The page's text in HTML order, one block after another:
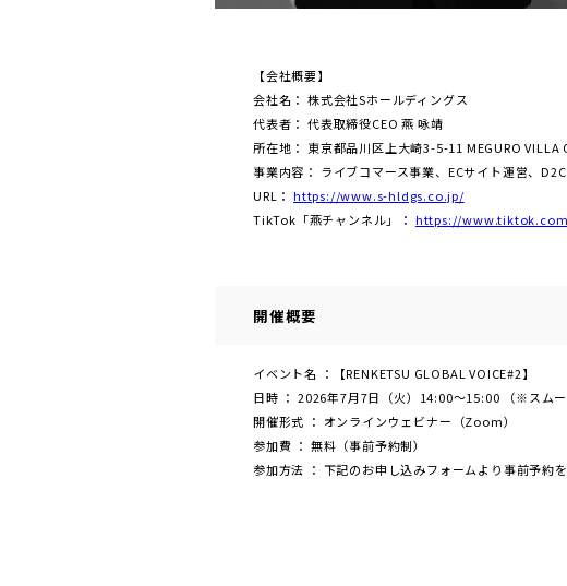
【会社概要】
会社名： 株式会社Sホールディングス
代表者： 代表取締役CEO 燕 咏靖
所在地： 東京都品川区上大崎3-5-11 MEGURO VILLA
事業内容： ライブコマース事業、ECサイト運営、
URL： https://www.s-hldgs.co.jp/
TikTok「燕チャンネル」： https://
開催概要
イベント名 ：【RENKETSU GLOBAL VOICE#2】
日時 ： 2026年7月7日（火）14:00～15:00 （※スム
開催形式 ： オンラインウェビナー（Zoom）
参加費 ： 無料（事前予約制）
参加方法 ： 下記のお申し込みフォームより事前予約